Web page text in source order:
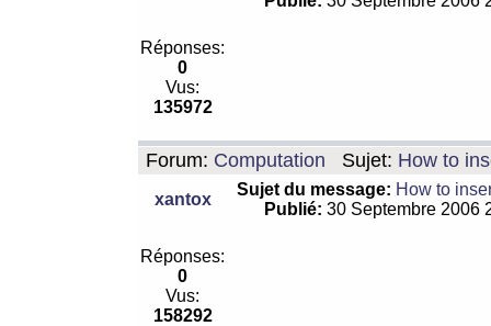
Réponses:
0
Vus:
135972
Forum: Computation Sujet: How to
xantox
Sujet du message: How to
Publié: 30 Septembre 2006
Réponses:
0
Vus:
158292